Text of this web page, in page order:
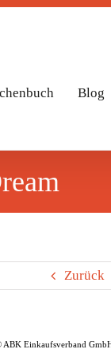
Blog
Zurück
ABK Einkaufsverband